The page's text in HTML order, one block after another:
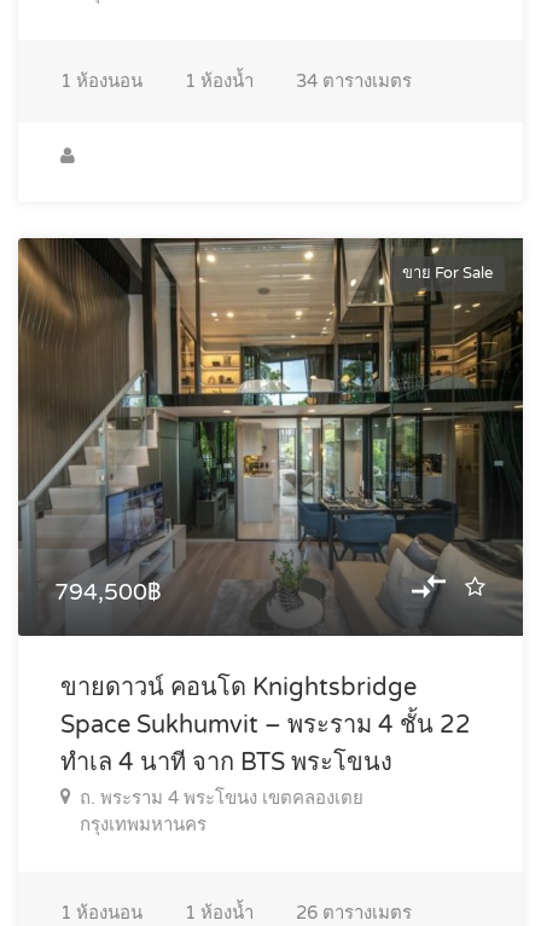
1 ห้องนอน 1 ห้องน้ำ 34 ตารางเมตร
ขาย For Sale
794,500฿
ขายดาวน์ คอนโด Knightsbridge
Space Sukhumvit – พระราม 4 ชั้น 22
ทำเล 4 นาที จาก BTS พระโขนง
ถ. พระราม 4 พระโขนง เขตคลองเตย
กรุงเทพมหานคร
1 ห้องนอน 1 ห้องน้ำ 26 ตารางเมตร